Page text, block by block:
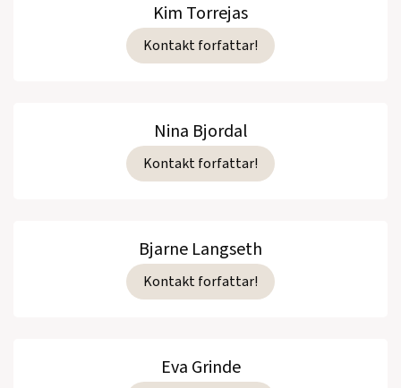
Kim Torrejas
Kontakt forfattar!
Nina Bjordal
Kontakt forfattar!
Bjarne Langseth
Kontakt forfattar!
Eva Grinde